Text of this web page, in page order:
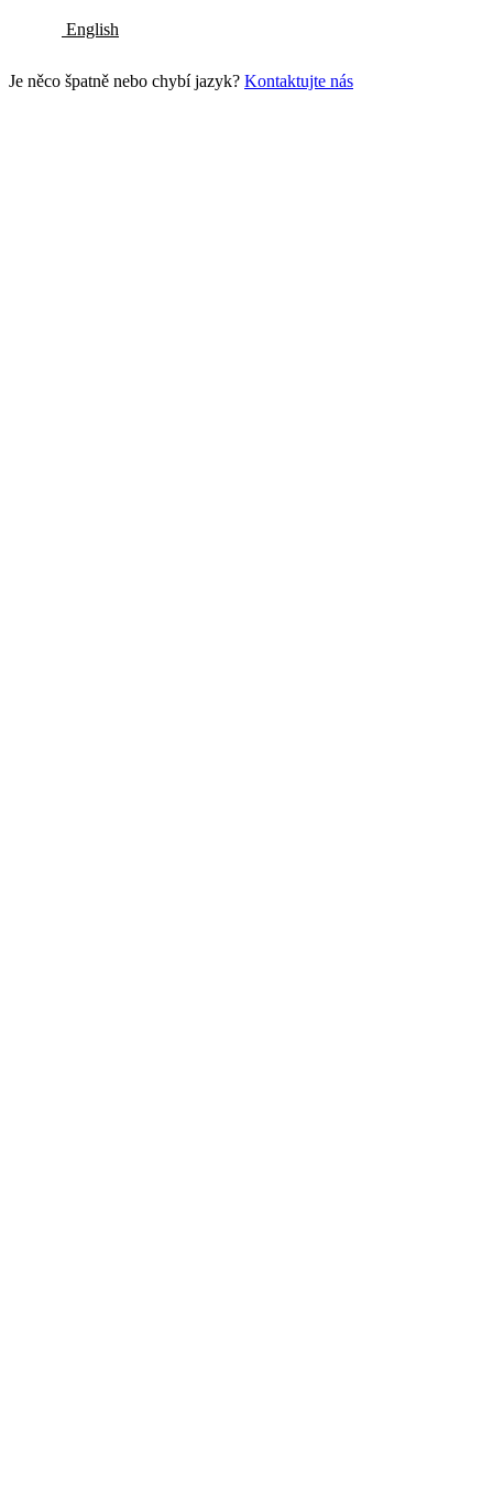
English
Je něco špatně nebo chybí jazyk? Kontaktujte nás